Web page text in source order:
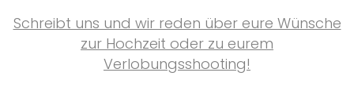
Schreibt uns und wir reden über eure Wünsche
zur Hochzeit oder zu eurem
Verlobungsshooting!